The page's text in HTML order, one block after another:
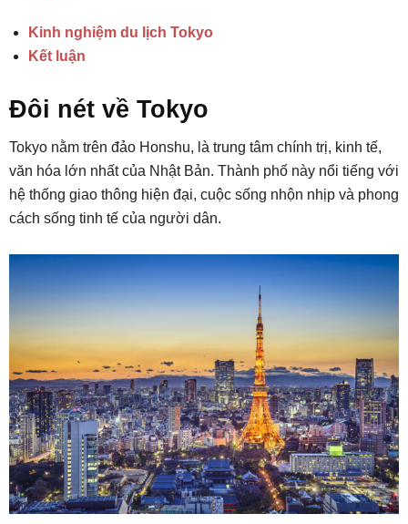
Kinh nghiệm du lịch Tokyo
Kết luận
Đôi nét về Tokyo
Tokyo nằm trên đảo Honshu, là trung tâm chính trị, kinh tế,
văn hóa lớn nhất của Nhật Bản. Thành phố này nổi tiếng với
hệ thống giao thông hiện đại, cuộc sống nhộn nhịp và phong
cách sống tinh tế của người dân.